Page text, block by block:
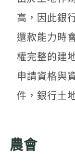
高，因此銀
還款能力時
權完整的建
申請資格與
件，銀行土
農會